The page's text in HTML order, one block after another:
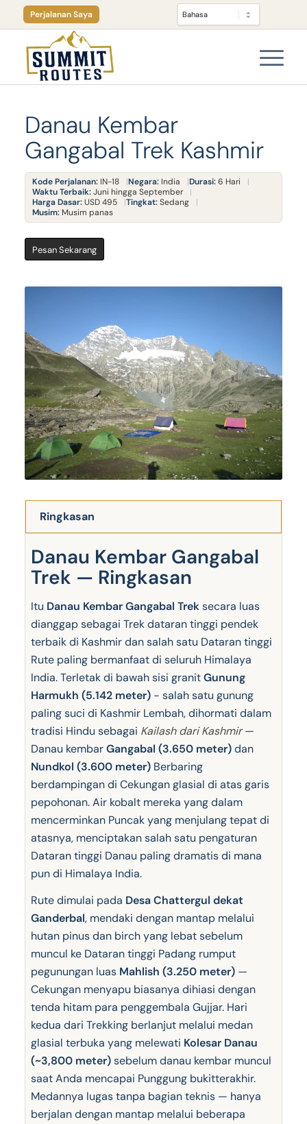
Perjalanan Saya
Danau Kembar
Gangabal Trek Kashmir
Kode Perjalanan: IN-18 Negara: India Durasi:6 Hari
Waktu Terbaik:Juni hingga September
Harga Dasar:USD 495 Tingkat:Sedang
Musim: Musim panas
Pesan Sekarang
Ringkasan
Danau Kembar Gangabal
Trek — Ringkasan
Itu Danau Kembar Gangabal Treksecara luas
dianggap sebagai Trek dataran tinggi pendek
terbaik di Kashmir dan salah satu Dataran tinggi
Rute paling bermanfaat di seluruh Himalaya
India. Terletak di bawah sisi granitGunung
Harmukh (5.142 meter)- salah satu gunung
paling suci di Kashmir Lembah, dihormati dalam
tradisi Hindu sebagai Kailash dari Kashmir—
Danau kembarGangabal (3.650 meter)dan
Nundkol (3.600 meter)Berbaring
berdampingan di Cekungan glasial di atas garis
pepohonan. Air kobalt mereka yang dalam
mencerminkan Puncak yang menjulang tepat di
atasnya, menciptakan salah satu pengaturan
Dataran tinggi Danau paling dramatis di mana
pun di Himalaya India.
Rute dimulai pada Desa Chattergul dekat
Ganderbal, mendaki dengan mantap melalui
hutan pinus dan birch yang lebat sebelum
muncul ke Dataran tinggi Padang rumput
pegunungan luas Mahlish (3.250 meter)—
Cekungan menyapu biasanya dihiasi dengan
tenda hitam para penggembala Gujjar. Hari
kedua dari Trekking berlanjut melalui medan
glasial terbuka yang melewati Kolesar Danau
(~3,800 meter)sebelum danau kembar muncul
saat Anda mencapai Punggung bukitterakhir.
Medannya lugas tanpa bagian teknis — hanya
berjalan dengan mantap melalui beberapa